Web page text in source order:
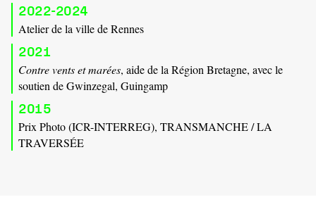
2022-2024
Atelier de la ville de Rennes
2021
Contre vents et marées, aide de la Région Bretagne, avec le
soutien de Gwinzegal, Guingamp
2015
Prix Photo (ICR-INTERREG), TRANSMANCHE / LA
TRAVERSÉE